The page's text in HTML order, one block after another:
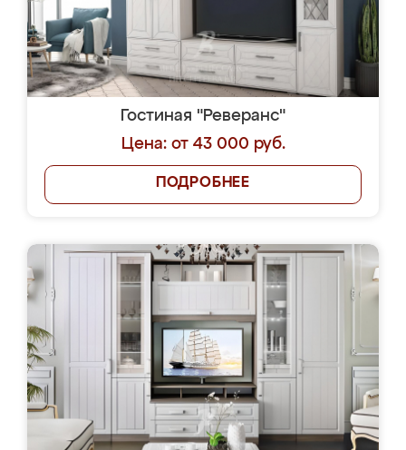
Гостиная "Реверанс"
Цена: от 43 000 руб.
ПОДРОБНЕЕ